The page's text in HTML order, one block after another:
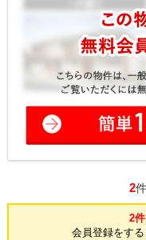
2
2件
会員登録をす